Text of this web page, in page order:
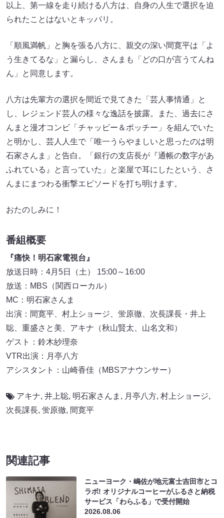
以上、第一線を走り続ける八方は、自身の人生で選択を迫
られたことはないとキッパリ。
「順風満帆」と胸を張る八方に、親交の深い間寛平は「よ
う生きてるな」と漏らし、さんまも「どの口が言うてんね
ん」と同意します。
八方は先輩方の選択を間近で見てきた「芸人事情通」と
し、レジェンド芸人の様々な逸話を披露。また、過去にさ
んまと漫才コンビ「チャッピー＆ポッチー」を組んでいた
と明かし、芸人人生で「唯一うらやましいと思ったのは明
石家さんま」と告白。「銀行の支店長が『通帳の数字があ
ふれている』と言っていた」と楽屋で耳にしたという、さ
んまにまつわる衝撃エピソードを打ち明けます。
おたのしみに！
番組概要
『痛快！明石家電視台』
放送日時：4月5日（土） 15:00～16:00
放送：MBS（関西ローカル）
MC：明石家さんま
出演：間寛平、村上ショージ、蛍原徹、次長課長・井上
聡、重盛さと美、アキナ（秋山賢太、山名文和）
ゲスト：鈴木紗理奈
VTR出演：月亭八方
アシスタント：山崎香佳（MBSアナウンサー）
アキナ, 井上聡, 明石家さんま , 月亭八方, 村上ショージ,
次長課長, 蛍原徹, 間寛平
関連記事
ニューヨーク・嶋佐が地元富士吉田市とコ
ラボ! オリジナルコーヒーがふるさと納税
サービス「わらふる」で受付開始
2026.08.06